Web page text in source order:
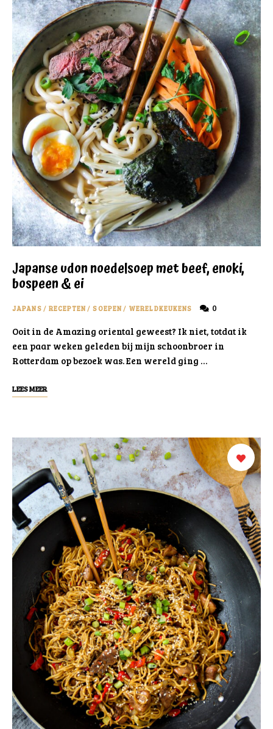
Japanse udon noedelsoep met beef, enoki,
bospeen & ei
JAPANS / RECEPTEN/ SOEPEN/ WERELDKEUKENS 0
Ooit in de Amazing oriental geweest? Ik niet, totdat ik
een paar weken geleden bij mijn schoonbroer in
Rotterdam op bezoek was. Een wereld ging …
LEES MEER